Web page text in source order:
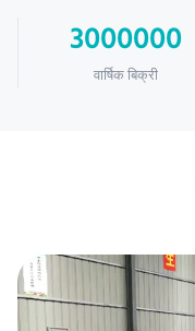
3000000
वार्षिक बिक्री